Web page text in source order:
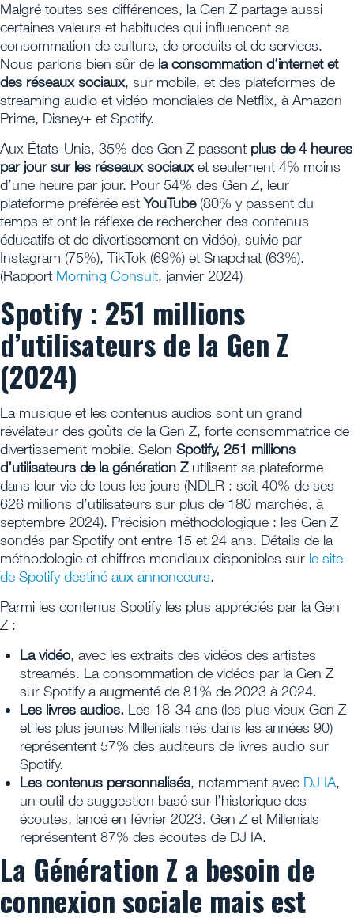
Malgré toutes ses différences, la Gen Z partage aussi
certaines valeurs et habitudes qui influencent sa
consommation de culture, de produits et de services.
Nous parlons bien sûr de la consommation d’internet et
des réseaux sociaux, sur mobile, et des plateformes de
streaming audio et vidéo mondiales de Netflix, à Amazon
Prime, Disney+ et Spotify.
Aux États-Unis, 35% des Gen Z passent plus de 4 heures
par jour sur les réseaux sociauxet seulement 4% moins
d’une heure par jour. Pour 54% des Gen Z, leur
plateforme préférée estYouTube(80% y passent du
temps et ont le réflexe de rechercher des contenus
éducatifs et de divertissement en vidéo), suivie par
Instagram (75%), TikTok (69%) et Snapchat (63%).
(Rapport Morning Consult, janvier 2024)
Spotify : 251 millions
d’utilisateurs de la Gen Z
(2024)
La musique et les contenus audios sont un grand
révélateur des goûts de la Gen Z, forte consommatrice de
divertissement mobile. Selon Spotify, 251 millions
d’utilisateurs de la génération Zutilisent sa plateforme
dans leur vie de tous les jours (NDLR : soit 40% de ses
626 millions d’utilisateurs sur plus de 180 marchés, à
septembre 2024). Précision méthodologique : les Gen Z
sondés par Spotify ont entre 15 et 24 ans. Détails de la
méthodologie et chiffres mondiaux disponibles sur le site
de Spotify destiné aux annonceurs.
Parmi les contenus Spotify les plus appréciés par la Gen
Z :
La vidéo, avec les extraits des vidéos des artistes
streamés. La consommation de vidéos par la Gen Z
sur Spotify a augmenté de 81% de 2023 à 2024.
Les livres audios. Les 18-34 ans (les plus vieux Gen Z
et les plus jeunes Millenials nés dans les années 90)
représentent 57% des auditeurs de livres audio sur
Spotify.
Les contenus personnalisés, notamment avec DJ IA,
un outil de suggestion basé sur l’historique des
écoutes, lancé en février 2023. Gen Z et Millenials
représentent 87% des écoutes de DJ IA.
La Génération Z a besoin de
connexion sociale mais est